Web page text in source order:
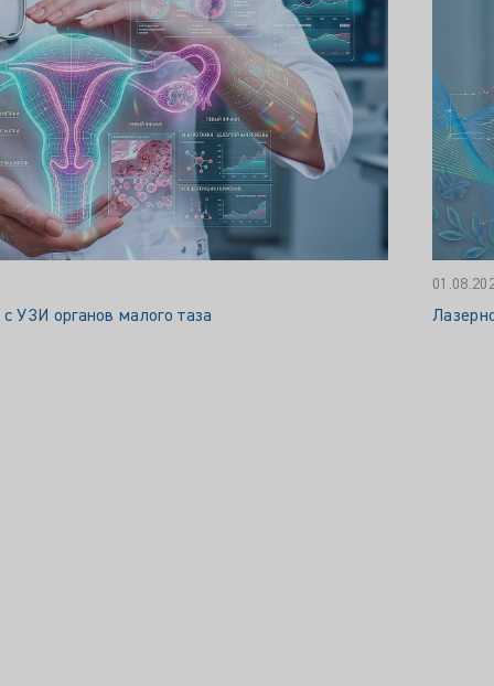
УЗИ органов малого таза